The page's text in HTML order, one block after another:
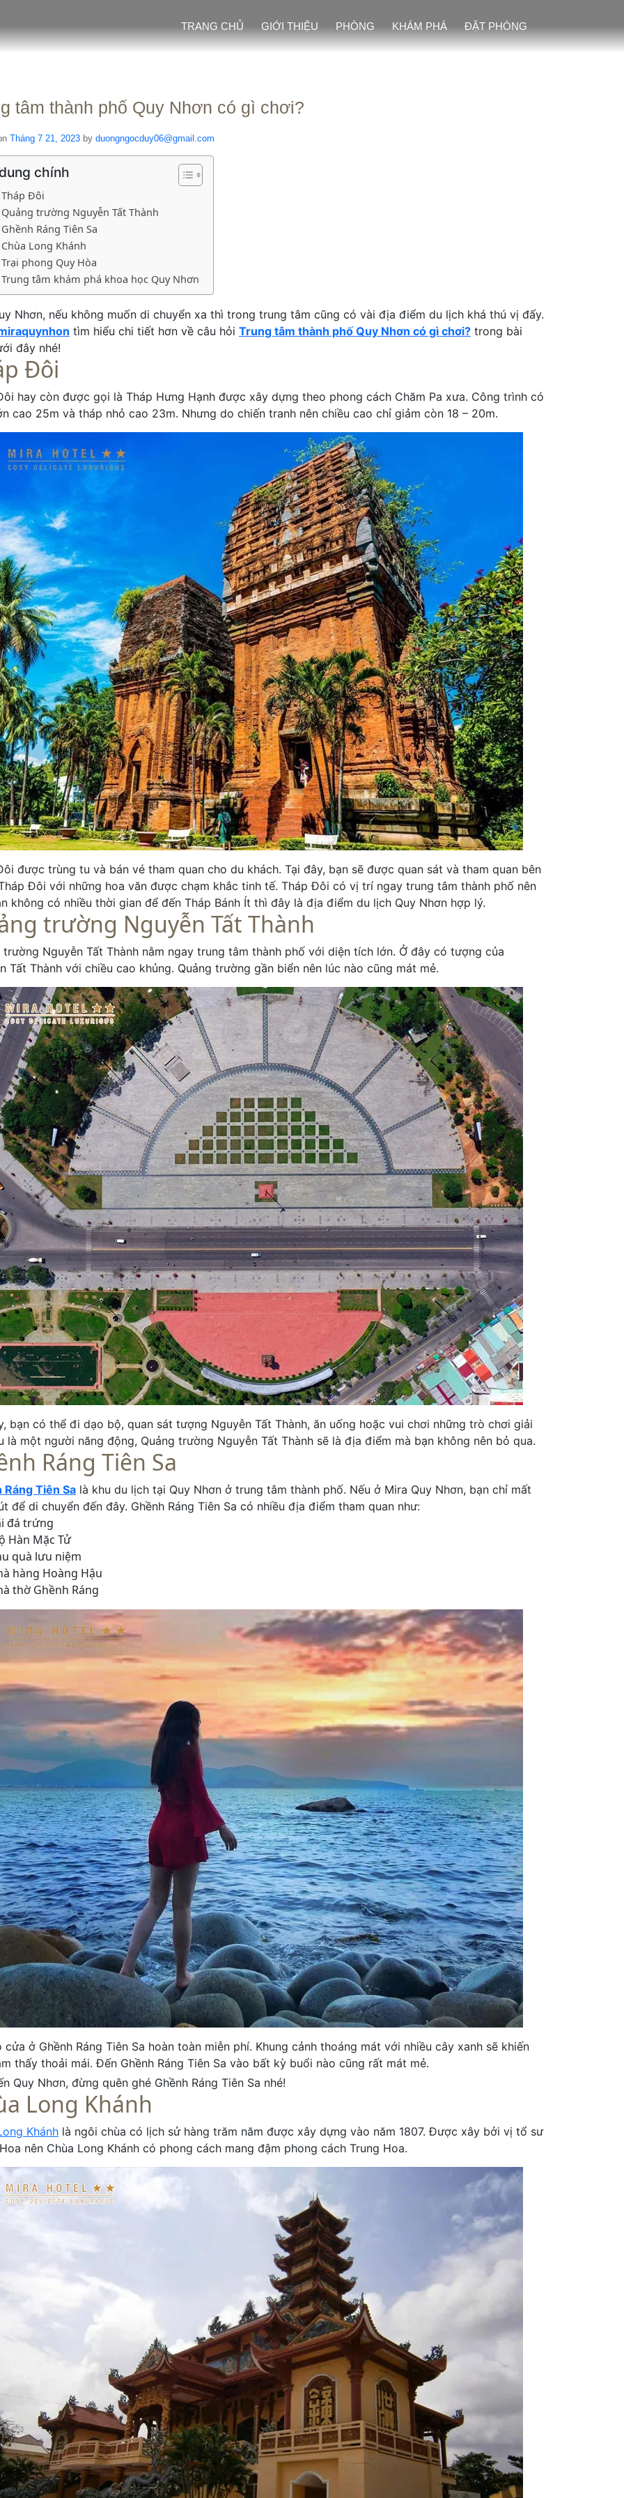
TRANG CHỦ GIỚI THIỆU PHÒNG KHÁM PHÁ ĐẶT PHÒNG
tâm thành phố Quy Nhơn có gì chơi?
Tháng 7 21, 2023 by duongngocduy06@gmail.com
chính
Tháp Đôi
Quảng trường Nguyễn Tất Thành
Ghềnh Ráng Tiên Sa
Chùa Long Khánh
Trại phong Quy Hòa
Trung tâm khám phá khoa học Quy Nhơn
Nhơn, nếu không muốn di chuyển xa thì trong trung tâm cũng có vài địa điểm du lịch khá thú vị đấy.
tìm hiểu chi tiết hơn về câu hỏi Trung tâm thành phố Quy Nhơn có gì chơi? trong bài
đây nhé!
Đôi
hay còn được gọi là Tháp Hưng Hạnh được xây dựng theo phong cách Chăm Pa xưa. Công trình có
cao 25m và tháp nhỏ cao 23m. Nhưng do chiến tranh nên chiều cao chỉ giảm còn 18 – 20m.
được trùng tu và bán vé tham quan cho du khách. Tại đây, bạn sẽ được quan sát và tham quan bên
Đôi với những hoa văn được chạm khắc tinh tế. Tháp Đôi có vị trí ngay trung tâm thành phố nên
không có nhiều thời gian để đến Tháp Bánh Ít thì đây là địa điểm du lịch Quy Nhơn hợp lý.
trường Nguyễn Tất Thành
trường Nguyễn Tất Thành nằm ngay trung tâm thành phố với diện tích lớn. Ở đây có tượng của
Tất Thành với chiều cao khủng. Quảng trường gần biển nên lúc nào cũng mát mẻ.
bạn có thể đi dạo bộ, quan sát tượng Nguyễn Tất Thành, ăn uống hoặc vui chơi những trò chơi giải
là một người năng động, Quảng trường Nguyễn Tất Thành sẽ là địa điểm mà bạn không nên bỏ qua.
Ráng Tiên Sa
Ráng Tiên Sa là khu du lịch tại Quy Nhơn ở trung tâm thành phố. Nếu ở Mira Quy Nhơn, bạn chỉ mất
để di chuyển đến đây. Ghềnh Ráng Tiên Sa có nhiều địa điểm tham quan như:
đá trứng
Hàn Mặc Tử
quà lưu niệm
hàng Hoàng Hậu
thờ Ghềnh Ráng
cửa ở Ghềnh Ráng Tiên Sa hoàn toàn miễn phí. Khung cảnh thoáng mát với nhiều cây xanh sẽ khiến
thấy thoải mái. Đến Ghềnh Ráng Tiên Sa vào bất kỳ buổi nào cũng rất mát mẻ.
Quy Nhơn, đừng quên ghé Ghềnh Ráng Tiên Sa nhé!
Long Khánh
Khánh là ngôi chùa có lịch sử hàng trăm năm được xây dựng vào năm 1807. Được xây bởi vị tổ sư
nên Chùa Long Khánh có phong cách mang đậm phong cách Trung Hoa.